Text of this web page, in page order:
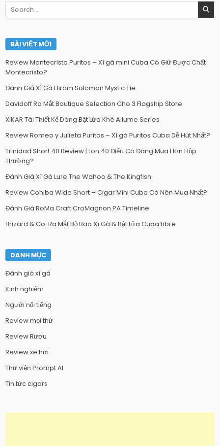
Search
for:
BÀI VIẾT MỚI
Review Montecristo Puritos – Xì gà mini Cuba Có Giữ Được Chất
Montecristo?
Đánh Giá Xì Gà Hiram Solomon Mystic Tie
Davidoff Ra Mắt Boutique Selection Cho 3 Flagship Store
XIKAR Tái Thiết Kế Dòng Bật Lửa Khè Allume Series
Review Romeo y Julieta Puritos – Xì gà Puritos Cuba Dễ Hút Nhất?
Trinidad Short 40 Review | Lon 40 Điếu Có Đáng Mua Hơn Hộp
Thường?
Đánh Giá Xì Gà Lure The Wahoo & The Kingfish
Review Cohiba Wide Short – Cigar Mini Cuba Có Nên Mua Nhất?
Đánh Giá RoMa Craft CroMagnon PA Timeline
Brizard & Co. Ra Mắt Bộ Bao Xì Gà & Bật Lửa Cuba Libre
DANH MỤC
Đánh giá xì gà
Kinh nghiệm
Người nổi tiếng
Review mọi thứ
Review Rượu
Review xe hơi
Thư viện Prompt AI
Tin tức cigars